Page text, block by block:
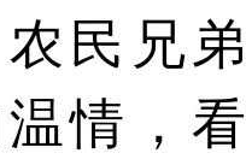
民兄弟
情，看